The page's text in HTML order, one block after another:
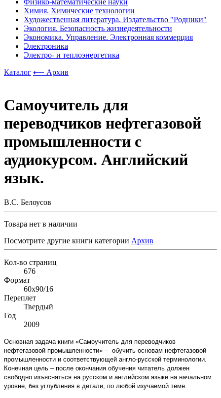
Физико-математические науки
Химия. Химические технологии
Художественная литература. Издательство "Родники"
Экология. Безопасность жизнедеятельности
Экономика. Управление. Электронная коммерция
Электроника
Электро- и теплоэнергетика
Каталог ⟵ Архив
Самоучитель для
переводчиков нефтегазовой
промышленности с
аудиокурсом. Английский
язык.
В.С. Белоусов
Товара нет в наличии
Посмотрите другие книги категории Архив
Кол-во страниц
676
Формат
60х90/16
Переплет
Твердый
Год
2009
Основная задача книги «Cамоучитель для переводчиков
нефтегазовой промышленности» – обучить основам нефтегазовой
промышленности и соответствующей англо-русской терминологии.
Конечная цель – после окончания обучения читатель должен
свободно изъясняться на русском и английском языке на начальном
уровне, без углубления в детали, по любой изучаемой теме.